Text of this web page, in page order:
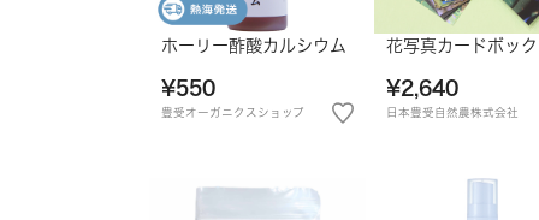
ホーリー酢酸カルシウム
¥550
豊受オーガニクスショップ
花写真カードボッ
¥2,640
日本豊受自然農株式会社